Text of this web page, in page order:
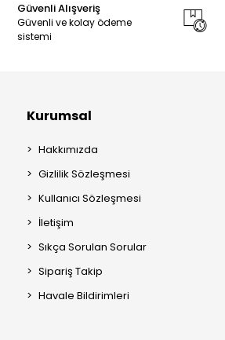
Güvenli Alışveriş
Güvenli ve kolay ödeme
sistemi
Kurumsal
Hakkımızda
Gizlilik Sözleşmesi
Kullanıcı Sözleşmesi
İletişim
Sıkça Sorulan Sorular
Sipariş Takip
Havale Bildirimleri